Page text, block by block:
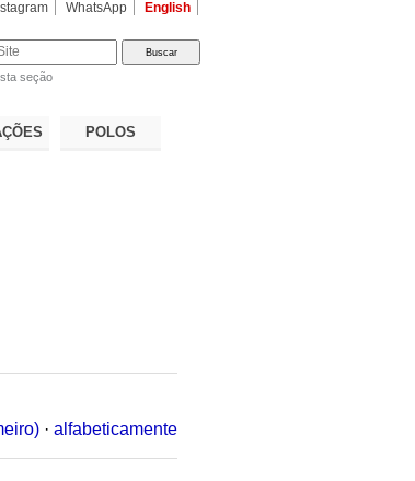
WhatsApp English
seção
POLOS
· alfabeticamente